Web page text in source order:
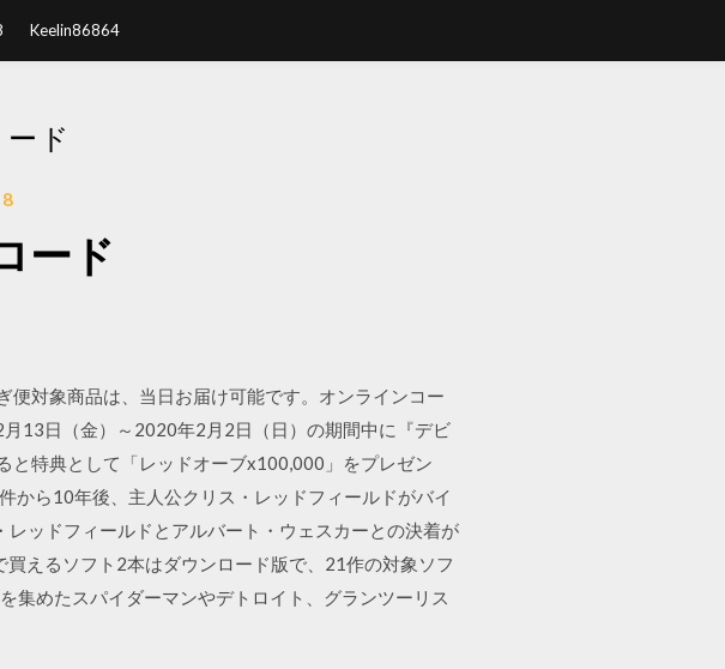
Keelin86864
ド
ード
対象商品は、当日お届け可能です。オンラインコー
13日（金）～2020年2月2日（日）の期間中に『デビ
と特典として「レッドオーブx100,000」をプレゼン
から10年後、主人公クリス・レッドフィールドがバイ
ッドフィールドとアルバート・ウェスカーとの決着が
えるソフト2本はダウンロード版で、21作の対象ソフ
集めたスパイダーマンやデトロイト、グランツーリス